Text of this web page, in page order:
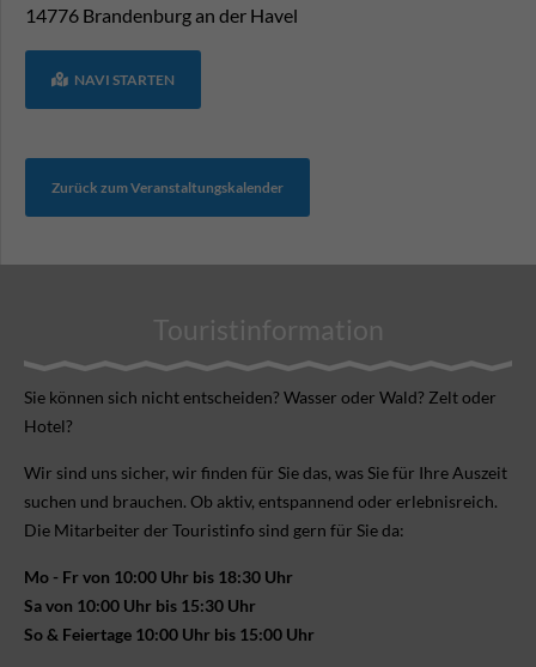
14776 Brandenburg an der Havel
NAVI STARTEN
Zurück zum Veranstaltungskalender
Touristinformation
Sie können sich nicht ent­scheiden? Wasser oder Wald? Zelt oder
Hotel?
Wir sind uns sicher, wir finden für Sie das, was Sie für Ihre Aus­zeit
suchen und brauchen. Ob aktiv, ent­spannend oder erlebnis­reich.
Die Mitarbeiter der Touristinfo sind gern für Sie da:
Mo - Fr von 10:00 Uhr bis 18:30 Uhr
Sa von 10:00 Uhr bis 15:30 Uhr
So & Feiertage 10:00 Uhr bis 15:00 Uhr